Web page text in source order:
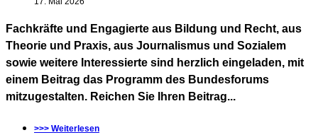
Fachkräfte und Engagierte aus Bildung und Recht, aus
Theorie und Praxis, aus Journalismus und Sozialem
sowie weitere Interessierte sind herzlich eingeladen, mit
einem Beitrag das Programm des Bundesforums
mitzugestalten. Reichen Sie Ihren Beitrag...
>>> Weiterlesen